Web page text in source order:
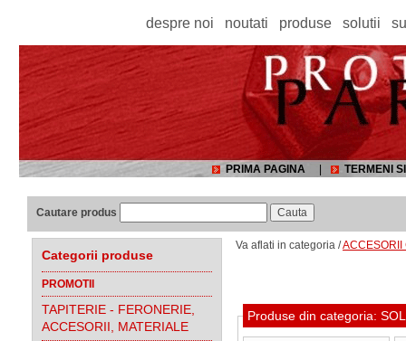
despre noi noutati produse solutii
PRIMA PAGINA TERMENI
Cautare produs
Categorii produse
PROMOTII
TAPITERIE - FERONERIE,
ACCESORII, MATERIALE
Va aflati in categoria /ACCESORII
Produse din categoria: